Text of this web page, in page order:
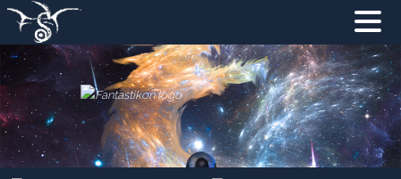
NATRAG
NASLOVNA
NOVOSTI